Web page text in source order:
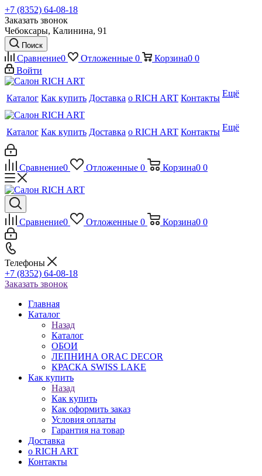
+7 (8352) 64-08-18
Заказать звонок
Чебоксары, Калинина, 91
Поиск
Сравнение0 Отложенные 0 Корзина0 0
Войти
Каталог Как купить Доставка о RICH ART Контакты Ещё
Каталог Как купить Доставка о RICH ART Контакты Ещё
Сравнение0 Отложенные 0 Корзина0 0
Сравнение0 Отложенные 0 Корзина0 0
Телефоны
+7 (8352) 64-08-18
Заказать звонок
Главная
Каталог
Назад
Каталог
ОБОИ
ЛЕПНИНА ORAC DECOR
КРАСКА SWISS LAKE
Как купить
Назад
Как купить
Как оформить заказ
Условия оплаты
Гарантия на товар
Доставка
о RICH ART
Контакты